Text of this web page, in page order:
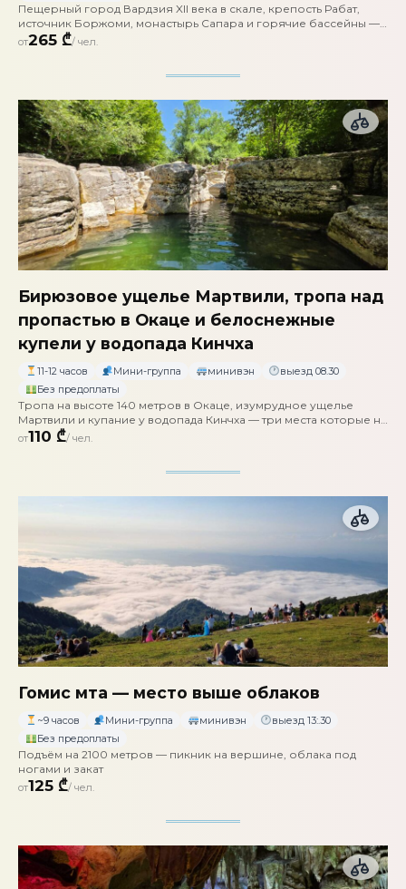
Пещерный город Вардзия XII века в скале, крепость Рабат,
источник Боржоми, монастырь Сапара и горячие бассейны —
с ночёвкой в Ахалцихе
от265 ₾/ чел.
Бирюзовое ущелье Мартвили, тропа над
пропастью в Окаце и белоснежные
купели у водопада Кинчха
11-12 часов Мини-группа минивэн
выезд 08.30
Без предоплаты
Тропа на высоте 140 метров в Окаце, изумрудное ущелье
Мартвили и купание у водопада Кинчха — три места которые ни
на что не похожи
от110 ₾/ чел.
Гомис мта — место выше облаков
~9 часов Мини-группа минивэн
выезд 13:.30
Без предоплаты
Подъём на 2100 метров — пикник на вершине, облака под
ногами и закат
от125 ₾/ чел.